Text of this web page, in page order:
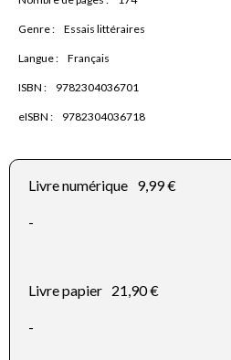
Genre : Essais littéraires
Langue : Français
ISBN : 9782304036701
eISBN : 9782304036718
Livre numérique 9,99 €
-
Livre papier 21,90 €
-